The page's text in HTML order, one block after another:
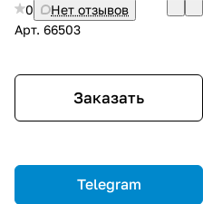
0
Нет отзывов
Арт. 66503
Заказать
Telegram